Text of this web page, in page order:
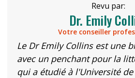
Revu par:
Dr. Emily
Votre conseiller
Le Dr Emily Collins est une
avec un penchant pour la
qui a étudié à l'Université